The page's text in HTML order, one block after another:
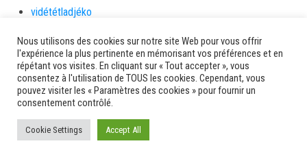
vidététladjéko
Viechere
vigilanceROUGE
Village artisanal
Village artisanal et commercial
ville de la trinité
Nous utilisons des cookies sur notre site Web pour vous offrir
l'expérience la plus pertinente en mémorisant vos préférences et en
répétant vos visites. En cliquant sur « Tout accepter », vous
consentez à l'utilisation de TOUS les cookies. Cependant, vous
pouvez visiter les « Paramètres des cookies » pour fournir un
consentement contrôlé.
Cookie Settings Accept All